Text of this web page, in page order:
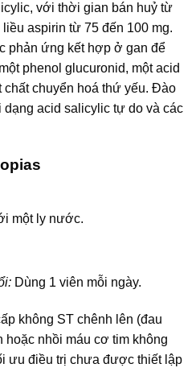
với thời gian bán huỷ từ
aspirin từ 75 đến 100 mg.
phản ứng kết hợp ở gan để
phenol glucuronid, một acid
chất chuyển hoá thứ yếu. Đào
acid salicylic tự do và các
một ly nước.
Dùng 1 viên mỗi ngày.
không ST chênh lên (đau
hoặc nhồi máu cơ tim không
ưu điều trị chưa được thiết lập